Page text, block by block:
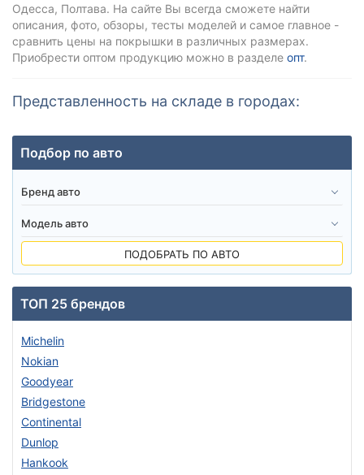
Одесса, Полтава. На сайте Вы всегда сможете найти
описания, фото, обзоры, тесты моделей и самое главное -
сравнить цены на покрышки в различных размерах.
Приобрести оптом продукцию можно в разделе опт.
Представленность на складе в городах:
Подбор по авто
ПОДОБРАТЬ ПО АВТО
ТОП 25 брендов
Michelin
Nokian
Goodyear
Bridgestone
Continental
Dunlop
Hankook